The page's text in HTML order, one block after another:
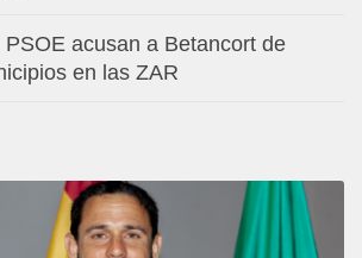
acusan a Betancort de
en las ZAR